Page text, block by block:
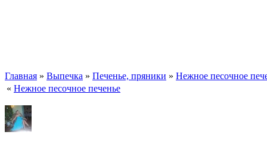
Главная » Выпечка » Печенье, пряники » Нежное песочное
« Нежное песочное печенье